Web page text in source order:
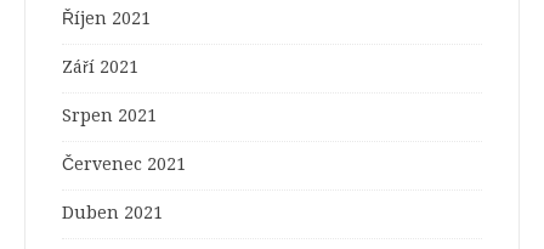
Říjen 2021
Září 2021
Srpen 2021
Červenec 2021
Duben 2021